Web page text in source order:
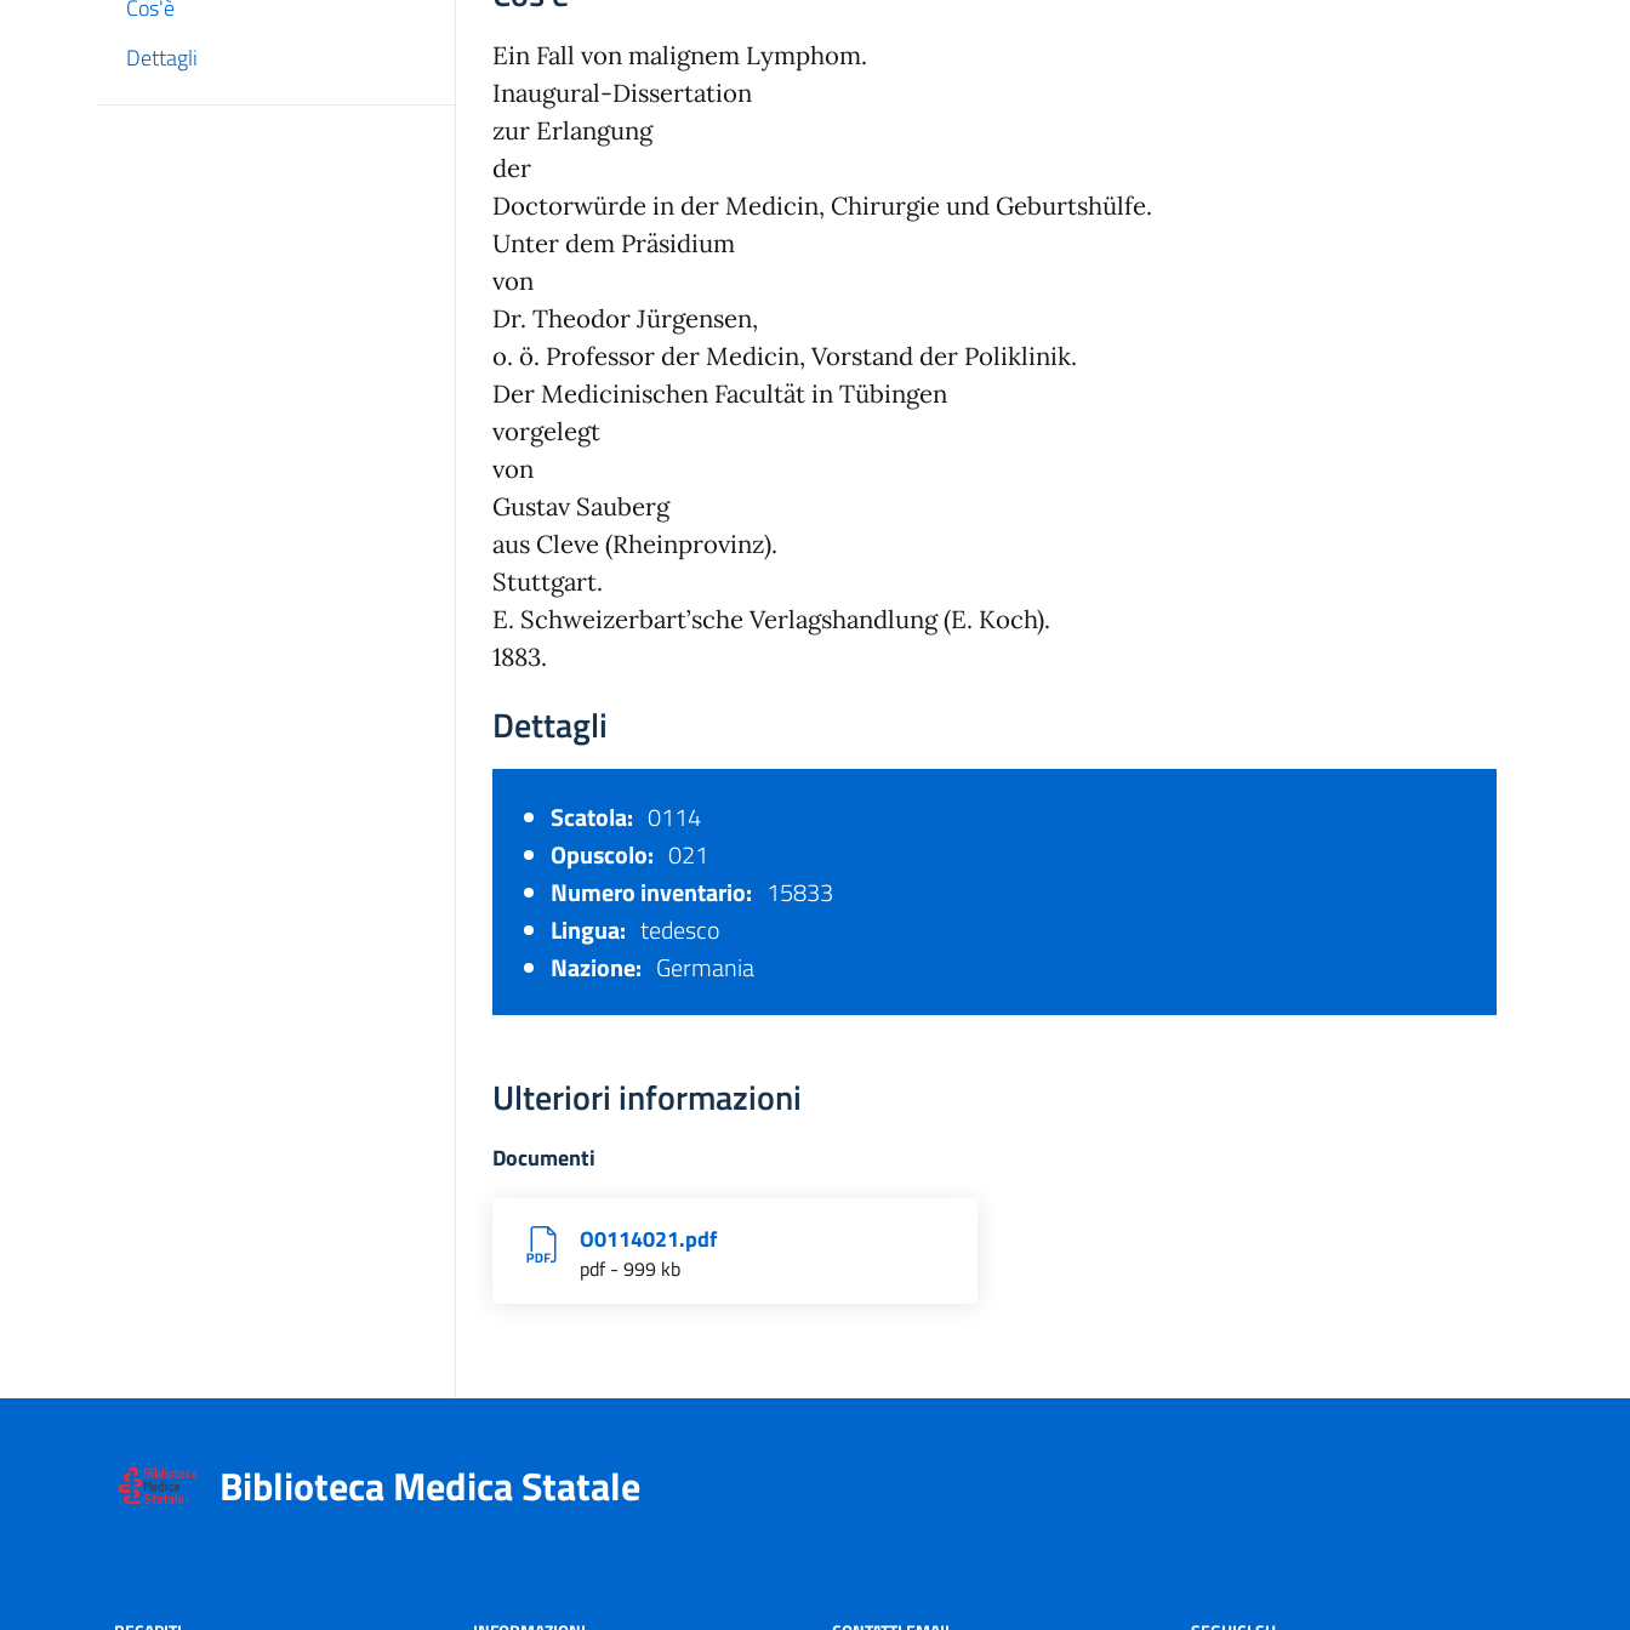
Cos'è
Dettagli
Ein Fall von malignem Lymphom.
Inaugural-Dissertation
zur Erlangung
der
Doctorwürde in der Medicin, Chirurgie und Geburtshülfe.
Unter dem Präsidium
von
Dr. Theodor Jürgensen,
o. ö. Professor der Medicin, Vorstand der Poliklinik.
Der Medicinischen Facultät in Tübingen
vorgelegt
von
Gustav Sauberg
aus Cleve (Rheinprovinz).
Stuttgart.
E. Schweizerbart’sche Verlagshandlung (E. Koch).
1883.
Dettagli
Scatola: 0114
Opuscolo: 021
Numero inventario: 15833
Lingua: tedesco
Nazione: Germania
Ulteriori informazioni
Documenti
O0114021.pdf
pdf - 999 kb
Biblioteca Medica Statale